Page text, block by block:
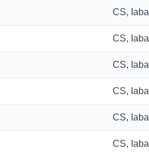
CS,
CS,
CS,
CS,
CS,
CS,